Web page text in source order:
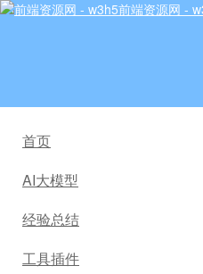
前端资源网 -
首页
AI大模型
经验总结
工具插件